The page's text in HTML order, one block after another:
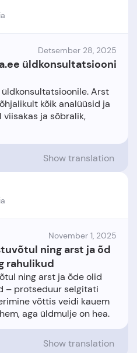
Detsember 28, 2025
üldkonsultatsiooni
üldkonsultatsioonile. Arst
kõik analüüsid ja
viisakas ja sõbralik,
Show translation
November 1, 2025
ning arst ja õd
rahulikud
ning arst ja õde olid
– protseduur selgitati
võttis veidi kauem
Show translation